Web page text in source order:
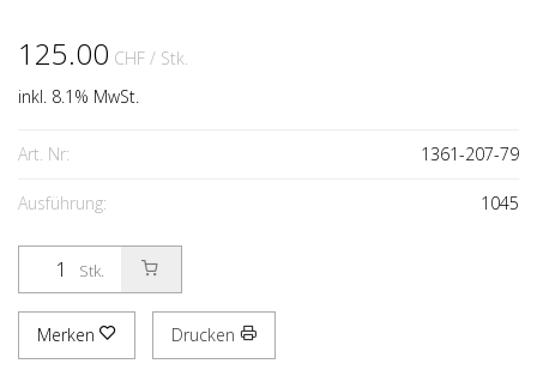
125.00 CHF / Stk.
inkl. 8.1% MwSt.
Art. Nr: 1361-207-79
Ausführung: 1045
Stk.
Merken Drucken